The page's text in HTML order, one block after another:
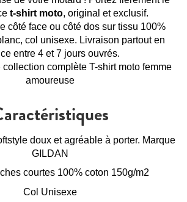
t-shirt moto, original et exclusif.
côté face ou côté dos sur tissu 100%
col unisexe. Livraison partout en
entre 4 et 7 jours ouvrés.
collection complète T-shirt moto femme
amoureuse
doux et agréable à porter. Marque
GILDAN
courtes 100% coton 150g/m2
Col Unisexe